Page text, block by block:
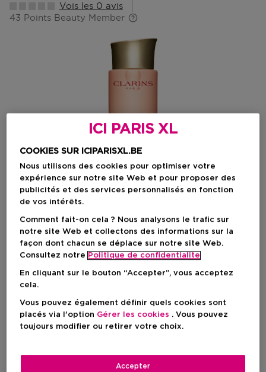
Vois les 0 avis
43 Points Beauty Member
Choisissez votre format
200 ML En stock
ICI PARIS XL
COOKIES SUR ICIPARISXL.BE
Nous utilisons des cookies pour optimiser votre
expérience sur notre site Web et pour proposer des
publicités et des services personnalisés en fonction
de vos intérêts.
Comment fait-on cela ? Nous analysons le trafic sur
notre site Web et collectons des informations sur la
façon dont chacun se déplace sur notre site Web.
Consultez notre Politique de confidentialite
En cliquant sur le bouton “Accepter”, vous acceptez
cela.
Vous pouvez également définir quels cookies sont
placés via l'option Gérer les cookies . Vous pouvez
toujours modifier ou retirer votre choix.
Accepter